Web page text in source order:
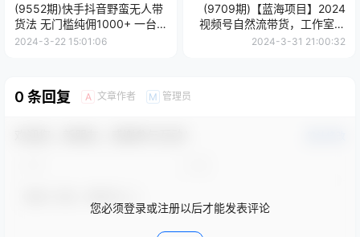
(9552期)快手抖音野蛮无人带
货法 无门槛纯佣1000+ 一台
手机无粉丝要求新手小白...
2024-3-22 15:01:06
(9709期)【蓝海项目】2024
视频号自然流带货，工作室落
地玩法，单个直播间日入
2024-3-31 21:00:32
0 条回复 A 文章作者 M 管理员
您必须登录或注册以后才能发表评论